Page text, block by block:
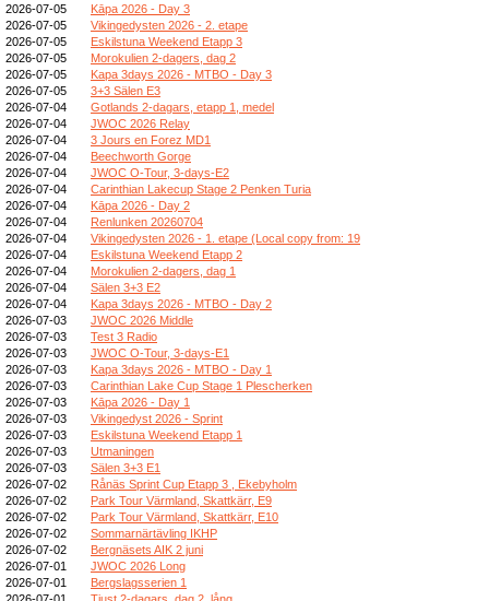
2026-07-05
Kāpa 2026 - Day 3
2026-07-05
Vikingedysten 2026 - 2. etape
2026-07-05
Eskilstuna Weekend Etapp 3
2026-07-05
Morokulien 2-dagers, dag 2
2026-07-05
Kapa 3days 2026 - MTBO - Day 3
2026-07-05
3+3 Sälen E3
2026-07-04
Gotlands 2-dagars, etapp 1, medel
2026-07-04
JWOC 2026 Relay
2026-07-04
3 Jours en Forez MD1
2026-07-04
Beechworth Gorge
2026-07-04
JWOC O-Tour, 3-days-E2
2026-07-04
Carinthian Lakecup Stage 2 Penken Turia
2026-07-04
Kāpa 2026 - Day 2
2026-07-04
Renlunken 20260704
2026-07-04
Vikingedysten 2026 - 1. etape (Local copy from: 19
2026-07-04
Eskilstuna Weekend Etapp 2
2026-07-04
Morokulien 2-dagers, dag 1
2026-07-04
Sälen 3+3 E2
2026-07-04
Kapa 3days 2026 - MTBO - Day 2
2026-07-03
JWOC 2026 Middle
2026-07-03
Test 3 Radio
2026-07-03
JWOC O-Tour, 3-days-E1
2026-07-03
Kapa 3days 2026 - MTBO - Day 1
2026-07-03
Carinthian Lake Cup Stage 1 Plescherken
2026-07-03
Kāpa 2026 - Day 1
2026-07-03
Vikingedyst 2026 - Sprint
2026-07-03
Eskilstuna Weekend Etapp 1
2026-07-03
Utmaningen
2026-07-03
Sälen 3+3 E1
2026-07-02
Rånäs Sprint Cup Etapp 3 , Ekebyholm
2026-07-02
Park Tour Värmland, Skattkärr, E9
2026-07-02
Park Tour Värmland, Skattkärr, E10
2026-07-02
Sommarnärtävling IKHP
2026-07-02
Bergnäsets AIK 2 juni
2026-07-01
JWOC 2026 Long
2026-07-01
Bergslagsserien 1